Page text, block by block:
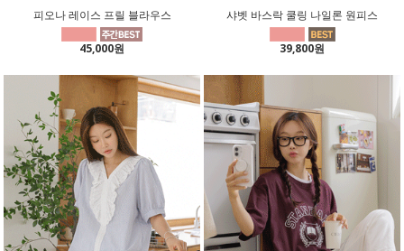
피오나 레이스 프릴 블라우스
45,000원
샤벳 바스락 쿨링 나일론 원피스
39,800원